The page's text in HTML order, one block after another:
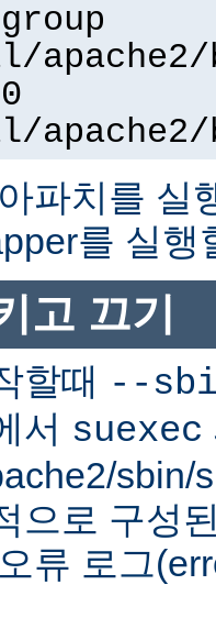
파치를 실
를 실행
고 끄기
할때 --
서 suexec
sbin/
으로 구성
류 로그